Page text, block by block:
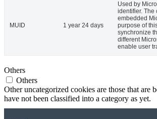
MUID 1 year 24 days
Used by
identifier. The
embedded
purpose of
synchronize
different
enable user
Others
Others
Other uncategorized cookies are those that are
have not been classified into a category as yet.